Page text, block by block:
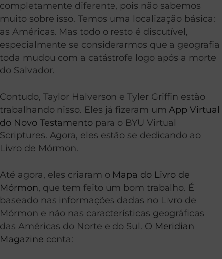
completamente diferente, pois não sabemos
muito sobre isso. Temos uma localização básica:
as Américas. Mas todo o resto é discutível,
especialmente se considerarmos que a geografia
toda mudou com a catástrofe logo após a morte
do Salvador.
Contudo, Taylor Halverson e Tyler Griffin estão
trabalhando nisso. Eles já fizeram um App Virtual
do Novo Testamento para o BYU Virtual
Scriptures. Agora, eles estão se dedicando ao
Livro de Mórmon.
Até agora, eles criaram o Mapa do Livro de
Mórmon, que tem feito um bom trabalho. É
baseado nas informações dadas no Livro de
Mórmon e não nas características geográficas
das Américas do Norte e do Sul. O Meridian
Magazine conta: